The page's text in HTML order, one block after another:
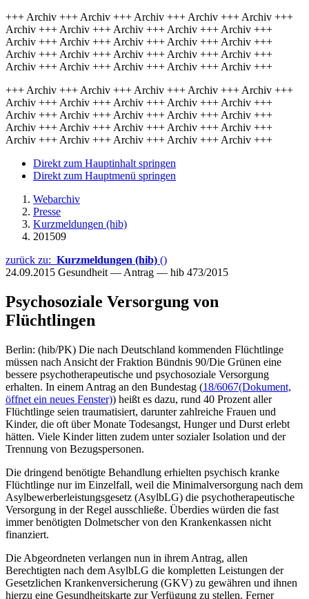
+++ Archiv +++ Archiv +++ Archiv +++ Archiv +++ Archiv +++
Archiv +++ Archiv +++ Archiv +++ Archiv +++ Archiv +++
Archiv +++ Archiv +++ Archiv +++ Archiv +++ Archiv +++
Archiv +++ Archiv +++ Archiv +++ Archiv +++ Archiv +++
Archiv +++ Archiv +++ Archiv +++ Archiv +++ Archiv +++
+++ Archiv +++ Archiv +++ Archiv +++ Archiv +++ Archiv +++
Archiv +++ Archiv +++ Archiv +++ Archiv +++ Archiv +++
Archiv +++ Archiv +++ Archiv +++ Archiv +++ Archiv +++
Archiv +++ Archiv +++ Archiv +++ Archiv +++ Archiv +++
Archiv +++ Archiv +++ Archiv +++ Archiv +++ Archiv +++
Direkt zum Hauptinhalt springen
Direkt zum Hauptmenü springen
Webarchiv
Presse
Kurzmeldungen (hib)
201509
zurück zu: Kurzmeldungen (hib) ()
24.09.2015 Gesundheit — Antrag — hib 473/2015
Psychosoziale Versorgung von
Flüchtlingen
Berlin: (hib/PK) Die nach Deutschland kommenden Flüchtlinge
müssen nach Ansicht der Fraktion Bündnis 90/Die Grünen eine
bessere psychotherapeutische und psychosoziale Versorgung
erhalten. In einem Antrag an den Bundestag (18/6067(Dokument,
öffnet ein neues Fenster)) heißt es dazu, rund 40 Prozent aller
Flüchtlinge seien traumatisiert, darunter zahlreiche Frauen und
Kinder, die oft über Monate Todesangst, Hunger und Durst erlebt
hätten. Viele Kinder litten zudem unter sozialer Isolation und der
Trennung von Bezugspersonen.
Die dringend benötigte Behandlung erhielten psychisch kranke
Flüchtlinge nur im Einzelfall, weil die Minimalversorgung nach dem
Asylbewerberleistungsgesetz (AsylbLG) die psychotherapeutische
Versorgung in der Regel ausschließe. Überdies würden die fast
immer benötigten Dolmetscher von den Krankenkassen nicht
finanziert.
Die Abgeordneten verlangen nun in ihrem Antrag, allen
Berechtigten nach dem AsylbLG die kompletten Leistungen der
Gesetzlichen Krankenversicherung (GKV) zu gewähren und ihnen
hierzu eine Gesundheitskarte zur Verfügung zu stellen. Ferner